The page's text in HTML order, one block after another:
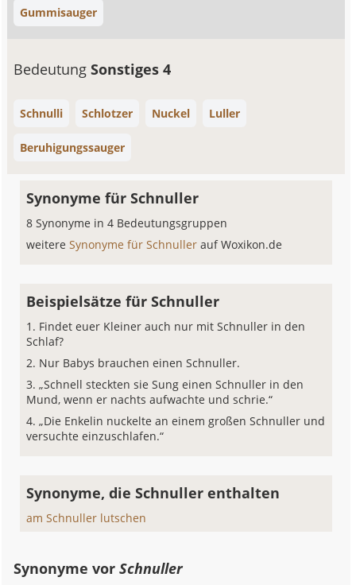
Gummisauger
BedeutungSonstiges 4
Schnulli Schlotzer Nuckel Luller
Beruhigungssauger
Synonyme für Schnuller
8 Synonyme in 4 Bedeutungsgruppen
weitereSynonyme für Schnullerauf Woxikon.de
Beispielsätze für Schnuller
Findet euer Kleiner auch nur mit Schnuller in den
Schlaf?
Nur Babys brauchen einen Schnuller.
„Schnell steckten sie Sung einen Schnuller in den
Mund, wenn er nachts aufwachte und schrie.“
„Die Enkelin nuckelte an einem großen Schnuller und
versuchte einzuschlafen.“
Synonyme, die Schnuller enthalten
am Schnuller lutschen
Synonyme vorSchnuller